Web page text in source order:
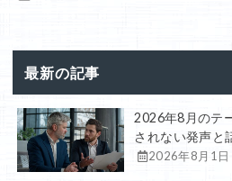
最新の記事
2026年8月のテ
されない発声と
2026年8月1日